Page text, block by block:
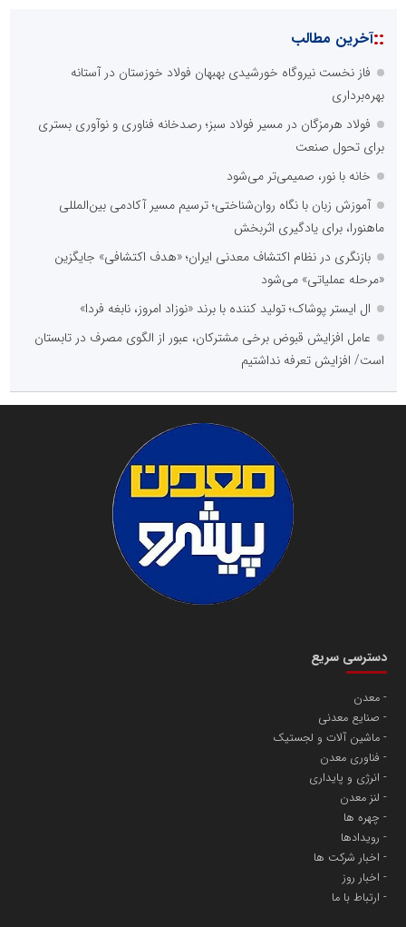
::آخرین مطالب
فاز نخست نیروگاه خورشیدی بهبهان فولاد خوزستان در آستانه
بهره‌برداری
فولاد هرمزگان در مسیر فولاد سبز؛ رصدخانه فناوری و نوآوری بستری
برای تحول صنعت
خانه با نور، صمیمی‌تر می‌شود
آموزش زبان با نگاه روان‌شناختی؛ ترسیم مسیر آکادمی بین‌المللی
ماهنورا، برای یادگیری اثربخش
بازنگری در نظام اکتشاف معدنی ایران؛ «هدف اکتشافی» جایگزین
«مرحله عملیاتی» می‌شود
ال ایستر پوشاک؛ تولید کننده با برند «نوزاد امروز، نابغه فردا»
عامل افزایش قبوض برخی مشترکان، عبور از الگوی مصرف در تابستان
است/ افزایش تعرفه نداشتیم
دسترسی سریع
معدن
صنایع معدنی
ماشین آلات و لجستیک
فناوری معدن
انرژی و پایداری
لنز معدن
چهره ها
رویدادها
اخبار شرکت ها
اخبار روز
ارتباط با ما